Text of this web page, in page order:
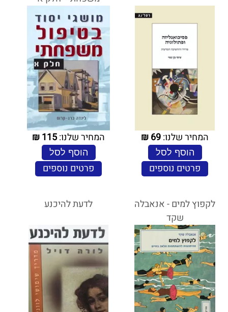
המחיר שלנו:69
₪
הוסף לסל
פרטים נוספים
המחיר שלנו:115
₪
הוסף לסל
פרטים נוספים
לקפוץ למים - אנאבלה
שקד
לדעת להיכנע